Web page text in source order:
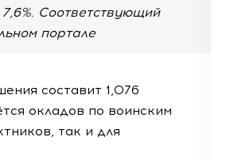
Соответствующий
портале
составит 1,076
окладов по воинским
так и для